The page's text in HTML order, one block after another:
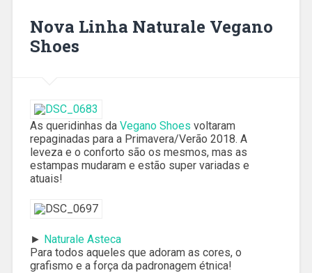
Nova Linha Naturale Vegano
Shoes
As queridinhas da Vegano Shoes voltaram
repaginadas para a Primavera/Verão 2018. A
leveza e o conforto são os mesmos, mas as
estampas mudaram e estão super variadas e
atuais!
► Naturale Asteca
Para todos aqueles que adoram as cores, o
grafismo e a força da padronagem étnica!